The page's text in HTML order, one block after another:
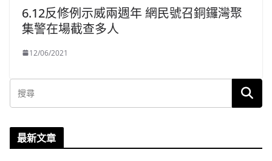
6.12反修例示威兩週年 網民號召銅鑼灣聚
集警在場截查多人
12/06/2021
最新文章